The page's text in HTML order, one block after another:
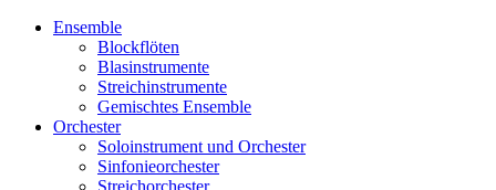
Ensemble
Blockflöten
Blasinstrumente
Streichinstrumente
Gemischtes Ensemble
Orchester
Soloinstrument und Orchester
Sinfonieorchester
Streichorchester